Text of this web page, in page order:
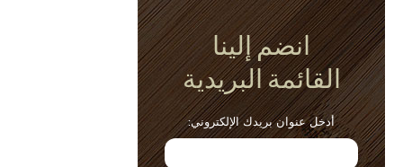
انضم إلينا
القائمة البريدية
أدخل عنوان بريدك الإلكتروني: